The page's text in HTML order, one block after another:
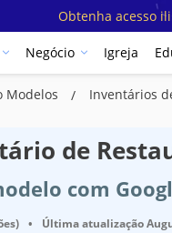
Obtenha acesso
Negócio Igreja
Modelos Inventários
de
com
• Última atualização